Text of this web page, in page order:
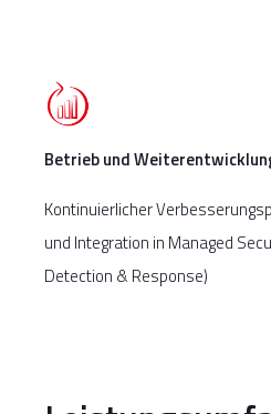
Betrieb und
Kontinuierlicher
und Integration in Managed
Detection & Response)